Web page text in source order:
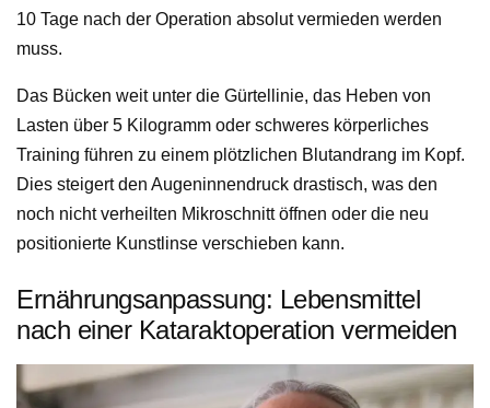
10 Tage nach der Operation absolut vermieden werden
muss.
Das Bücken weit unter die Gürtellinie, das Heben von
Lasten über 5 Kilogramm oder schweres körperliches
Training führen zu einem plötzlichen Blutandrang im Kopf.
Dies steigert den Augeninnendruck drastisch, was den
noch nicht verheilten Mikroschnitt öffnen oder die neu
positionierte Kunstlinse verschieben kann.
Ernährungsanpassung: Lebensmittel
nach einer Kataraktoperation vermeiden